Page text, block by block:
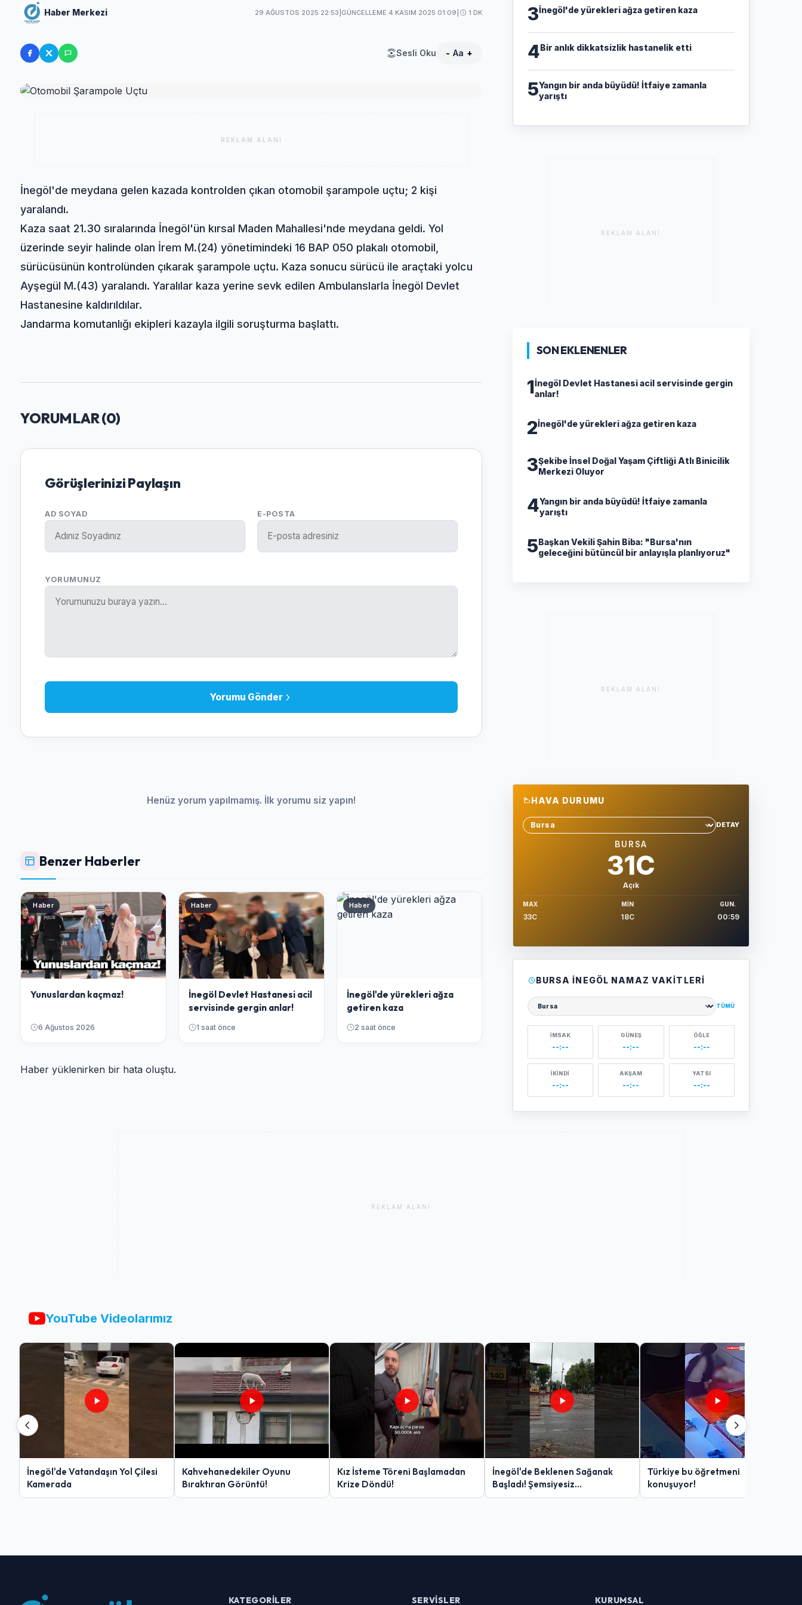
Haber Merkezi 29 AĞUSTOS 2025 22:53 GÜNCELLEME 4 KASIM 2025 01:09 1 DK
Sesli Oku - Aa +
REKLAM ALANI
İnegöl'de meydana gelen kazada kontrolden çıkan otomobil şarampole uçtu; 2 kişi
yaralandı.
Kaza saat 21.30 sıralarında İnegöl'ün kırsal Maden Mahallesi'nde meydana geldi. Yol
üzerinde seyir halinde olan İrem M.(24) yönetimindeki 16 BAP 050 plakalı otomobil,
sürücüsünün kontrolünden çıkarak şarampole uçtu. Kaza sonucu sürücü ile araçtaki yolcu
Ayşegül M.(43) yaralandı. Yaralılar kaza yerine sevk edilen Ambulanslarla İnegöl Devlet
Hastanesine kaldırıldılar.
Jandarma komutanlığı ekipleri kazayla ilgili soruşturma başlattı.
YORUMLAR (0)
Görüşlerinizi Paylaşın
AD SOYAD E-POSTA
YORUMUNUZ
Yorumu Gönder
Henüz yorum yapılmamış. İlk yorumu siz yapın!
Benzer Haberler
Haber
Yunuslardan kaçmaz!
6 Ağustos 2026
Haber
İnegöl Devlet Hastanesi acil
servisinde gergin anlar!
1 saat önce
Haber
İnegöl'de yürekleri ağza
getiren kaza
2 saat önce
Haber yüklenirken bir hata oluştu.
3İnegöl'de yürekleri ağza getiren kaza
4Bir anlık dikkatsizlik hastanelik etti
5Yangın bir anda büyüdü! İtfaiye zamanla
yarıştı
REKLAM ALANI
SON EKLENENLER
1İnegöl Devlet Hastanesi acil servisinde gergin
anlar!
2İnegöl'de yürekleri ağza getiren kaza
3Şekibe İnsel Doğal Yaşam Çiftliği Atlı Binicilik
Merkezi Oluyor
4Yangın bir anda büyüdü! İtfaiye zamanla
yarıştı
5Başkan Vekili Şahin Biba: "Bursa'nın
geleceğini bütüncül bir anlayışla planlıyoruz"
REKLAM ALANI
HAVA DURUMU
Sehir sec
DETAY
BURSA
31C
Açık
MAX
33C
MIN
18C
GUN.
00:59
BURSA İNEGÖL NAMAZ VAKITLERI
Şehir seçin
TÜMÜ
İMSAK
--:--
GÜNEŞ
--:--
ÖĞLE
--:--
İKINDI
--:--
AKŞAM
--:--
YATSI
--:--
REKLAM ALANI
YouTube Videolarımız
İnegöl'de Vatandaşın Yol Çilesi
Kamerada
Kahvehanedekiler Oyunu
Bıraktıran Görüntü!
Kız İsteme Töreni Başlamadan
Krize Döndü!
İnegöl'de Beklenen Sağanak
Başladı! Şemsiyesiz
Yakalananlar Zor Anlar Yaşadı
Türkiye bu öğretmeni
konuşuyor!
KATEGORILER SERVISLER KURUMSAL